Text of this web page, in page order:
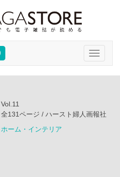
Toggle
Vol.11
全131ページ / ハースト婦人画報社
ホーム・インテリア